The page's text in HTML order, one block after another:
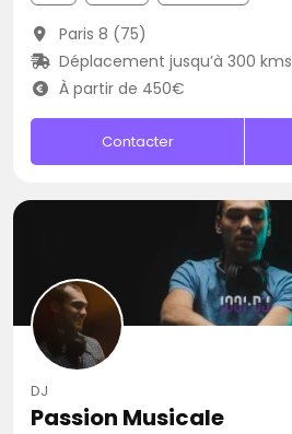
Paris 8 (75)
Déplacement jusqu’à 300 kms
À partir de 450€
Contacter
DJ
Passion Musicale